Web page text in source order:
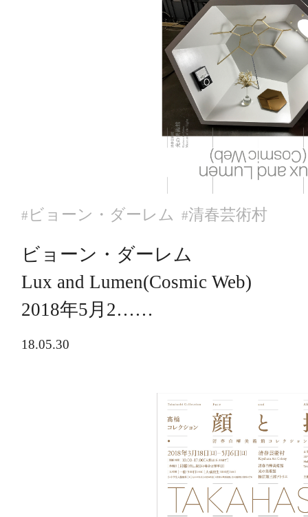
# ビョーン・ダーレム #清春芸術村
ビョーン・ダーレム
Lux and Lumen(Cosmic Web)
2018年5月2……
18.05.30